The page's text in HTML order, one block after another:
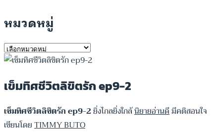
หมวดหมู่
หมวด
หมู่
เข็มทิศชีวิตลิขิตรัก ep9-2
เข็มทิศชีวิตลิขิตรัก ep9-2ยิ่งไกลยิ่งใกล้นิยายอ่านดีมีคติสอนใจ
เขียนโดยTIMMY BUTO